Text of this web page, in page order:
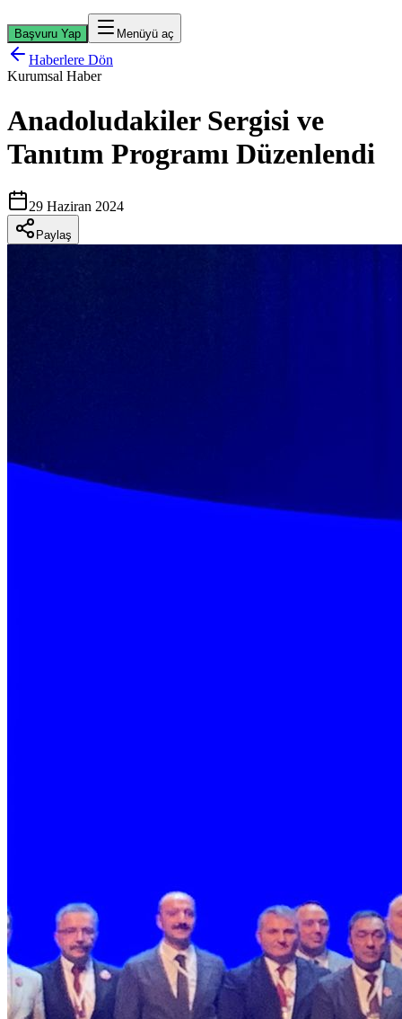
Başvuru Yap Menüyü aç
Haberlere Dön
Kurumsal Haber
Anadoludakiler Sergisi ve
Tanıtım Programı Düzenlendi
29 Haziran 2024
Paylaş